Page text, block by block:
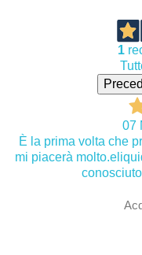
1
07
È la prima volta che
mi piacerà